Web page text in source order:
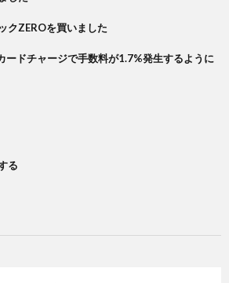
クZEROを買いました
ドチャージで手数料が1.7%発生するように
る